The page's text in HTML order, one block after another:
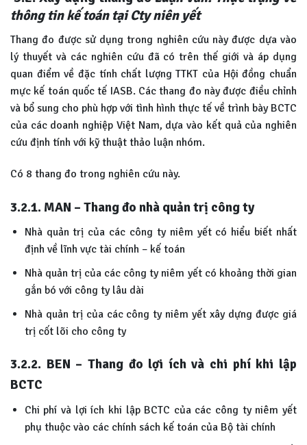
thông tin kế toán tại Cty niên yết
Thang đo được sử dụng trong nghiên cứu này được dựa vào
lý thuyết và các nghiên cứu đã có trên thế giới và áp dụng
quan điểm về đặc tính chất lượng TTKT của Hội đồng chuẩn
mực kế toán quốc tế IASB. Các thang đo này được điều chỉnh
và bổ sung cho phù hợp với tình hình thực tế về trình bày BCTC
của các doanh nghiệp Việt Nam, dựa vào kết quả của nghiên
cứu định tính với kỹ thuật thảo luận nhóm.
Có 8 thang đo trong nghiên cứu này.
3.2.1. MAN – Thang đo nhà quản trị công ty
Nhà quản trị của các công ty niêm yết có hiểu biết nhất
định về lĩnh vực tài chính – kế toán
Nhà quản trị của các công ty niêm yết có khoảng thời gian
gắn bó với công ty lâu dài
Nhà quản trị của các công ty niêm yết xây dựng được giá
trị cốt lõi cho công ty
3.2.2. BEN – Thang đo lợi ích và chi phí khi lập
BCTC
Chi phí và lợi ích khi lập BCTC của các công ty niêm yết
phụ thuộc vào các chính sách kế toán của Bộ tài chính